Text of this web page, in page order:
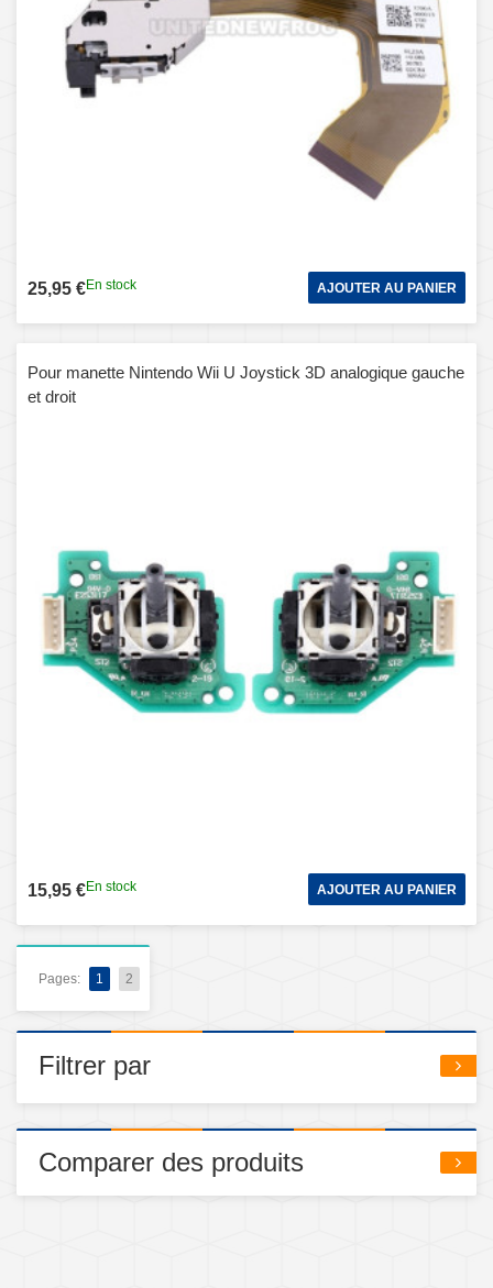
25,95 €En stock AJOUTER AU PANIER
Pour manette Nintendo Wii U Joystick 3D analogique gauche
et droit
15,95 €En stock AJOUTER AU PANIER
Pages: 1 2
Filtrer par
Comparer des produits